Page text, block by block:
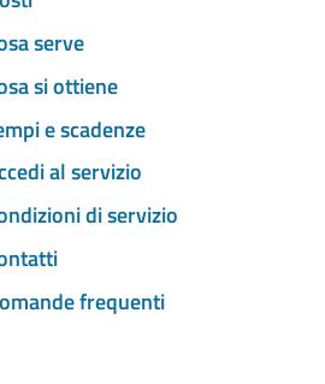
serve
si ottiene
e scadenze
al servizio
di servizio
frequenti